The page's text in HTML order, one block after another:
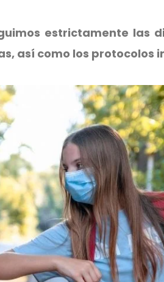
estrictamente las
así como los protocolos